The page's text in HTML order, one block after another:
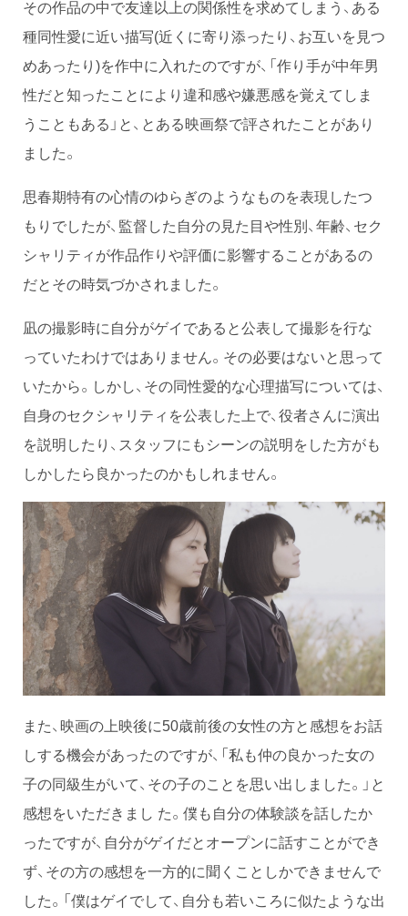
その作品の中で友達以上の関係性を求めてしまう、ある
種同性愛に近い描写(近くに寄り添ったり、お互いを見つ
めあったり)を作中に入れたのですが、「作り手が中年男
性だと知ったことにより違和感や嫌悪感を覚えてしま
うこともある」と、とある映画祭で評されたことがあり
ました。
思春期特有の心情のゆらぎのようなものを表現したつ
もりでしたが、監督した自分の見た目や性別、年齢、セク
シャリティが作品作りや評価に影響することがあるの
だとその時気づかされました。
凪の撮影時に自分がゲイであると公表して撮影を行な
っていたわけではありません。その必要はないと思って
いたから。しかし、その同性愛的な心理描写については、
自身のセクシャリティを公表した上で、役者さんに演出
を説明したり、スタッフにもシーンの説明をした方がも
しかしたら良かったのかもしれません。
また、映画の上映後に50歳前後の女性の方と感想をお話
しする機会があったのですが、「私も仲の良かった女の
子の同級生がいて、その子のことを思い出しました。」と
感想をいただきまし た。僕も自分の体験談を話したか
ったですが、自分がゲイだとオープンに話すことができ
ず、その方の感想を一方的に聞くことしかできませんで
した。「僕はゲイでして、自分も若いころに似たような出